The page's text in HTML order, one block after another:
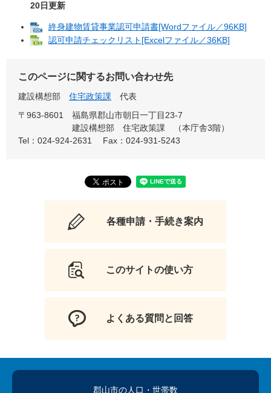
20日更新
終身建物賃貸事業認可申請書[Wordファイル／96KB]
認可申請チェックリスト[Excelファイル／36KB]
このページに関するお問い合わせ先
建設構想部 住宅政策課
代表
〒963-8601
福島県郡山市朝日一丁目23-7
建設構想部 住宅政策課 （本庁舎3階）
Tel：024-924-2631
Fax：024-931-5243
各種申請・手続き案内
このサイトの使い方
よくある質問と回答
郡山市の人口 ・世帯数